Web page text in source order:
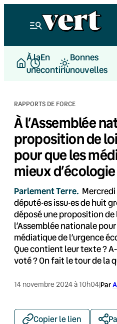
À la
une
En
continu
Bonnes
nouvelles
RAPPORTS DE FORCE
À l’Assemblée
proposition de
pour que les
mieux d’écologie
Parlement Terre.
député·es issu·es de huit
déposé une proposition de
l’Assemblée nationale
médiatique de l’urgence
Que contient leur texte ?
voté ? On fait le tour de la
14 novembre 2024 à 10h04|Par
Copier le lien